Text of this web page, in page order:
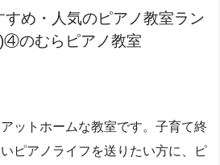
め・人気のピアノ教室ラン
のむらピアノ教室
ットホームな教室です。子育て終
ピアノライフを送りたい方に、ピ